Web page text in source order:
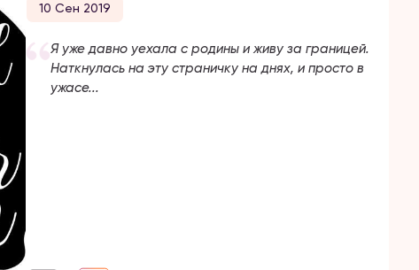
10 Сен 2019
Я уже давно уехала с родины и живу за границей.
Наткнулась на эту страничку на днях, и просто в
ужасе...